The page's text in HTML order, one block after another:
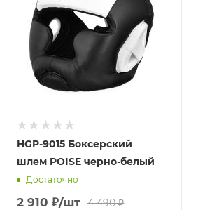
HGP-9015 Боксерский
шлем POISE черно-белый
Достаточно
2 910 ₽/шт 4 490₽